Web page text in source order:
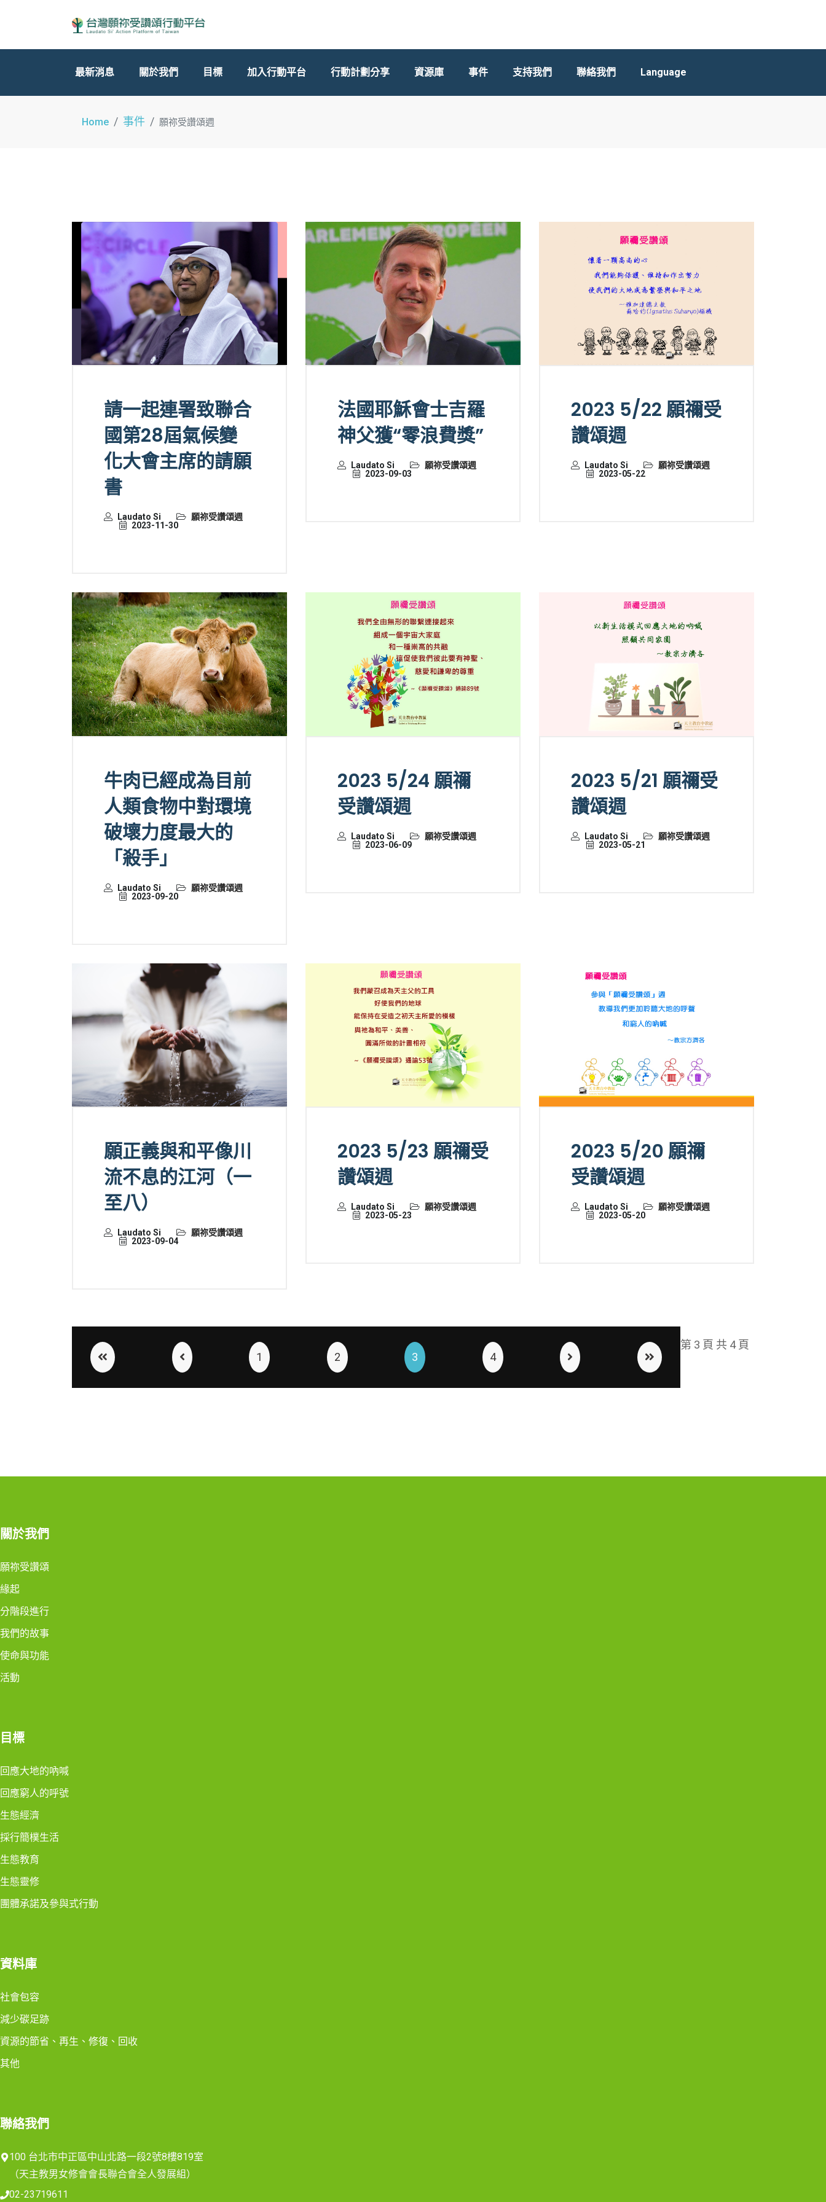
最新消息 關於我們 目標 加入行動平台 行動計劃分享 資源庫 事件 支持我們 聯絡我們 Language
Home 事件 願祢受讚頌週
請一起連署致聯合
國第28屆氣候變
化大會主席的請願
書
Laudato Si
願祢受讚頌週
2023-11-30
法國耶穌會士吉羅
神父獲“零浪費獎”
Laudato Si
願祢受讚頌週
2023-09-03
2023 5/22 願禰受
讚頌週
Laudato Si
願祢受讚頌週
2023-05-22
牛肉已經成為目前
人類食物中對環境
破壞力度最大的
「殺手」
Laudato Si
願祢受讚頌週
2023-09-20
2023 5/24 願禰
受讚頌週
Laudato Si
願祢受讚頌週
2023-06-09
2023 5/21 願禰受
讚頌週
Laudato Si
願祢受讚頌週
2023-05-21
願正義與和平像川
流不息的江河（一
至八）
Laudato Si
願祢受讚頌週
2023-09-04
2023 5/23 願禰受
讚頌週
Laudato Si
願祢受讚頌週
2023-05-23
2023 5/20 願禰
受讚頌週
Laudato Si
願祢受讚頌週
2023-05-20
第 3 頁 共 4 頁
1
2 3 4
關於我們
願祢受讚頌
緣起
分階段進行
我們的故事
使命與功能
活動
目標
回應大地的吶喊
回應窮人的呼號
生態經濟
採行簡樸生活
生態教育
生態靈修
團體承諾及參與式行動
資料庫
社會包容
減少碳足跡
資源的節省、再生、修復、回收
其他
聯絡我們
100 台北市中正區中山北路一段2號8樓819室
（天主教男女修會會長聯合會全人發展組）
02-23719611